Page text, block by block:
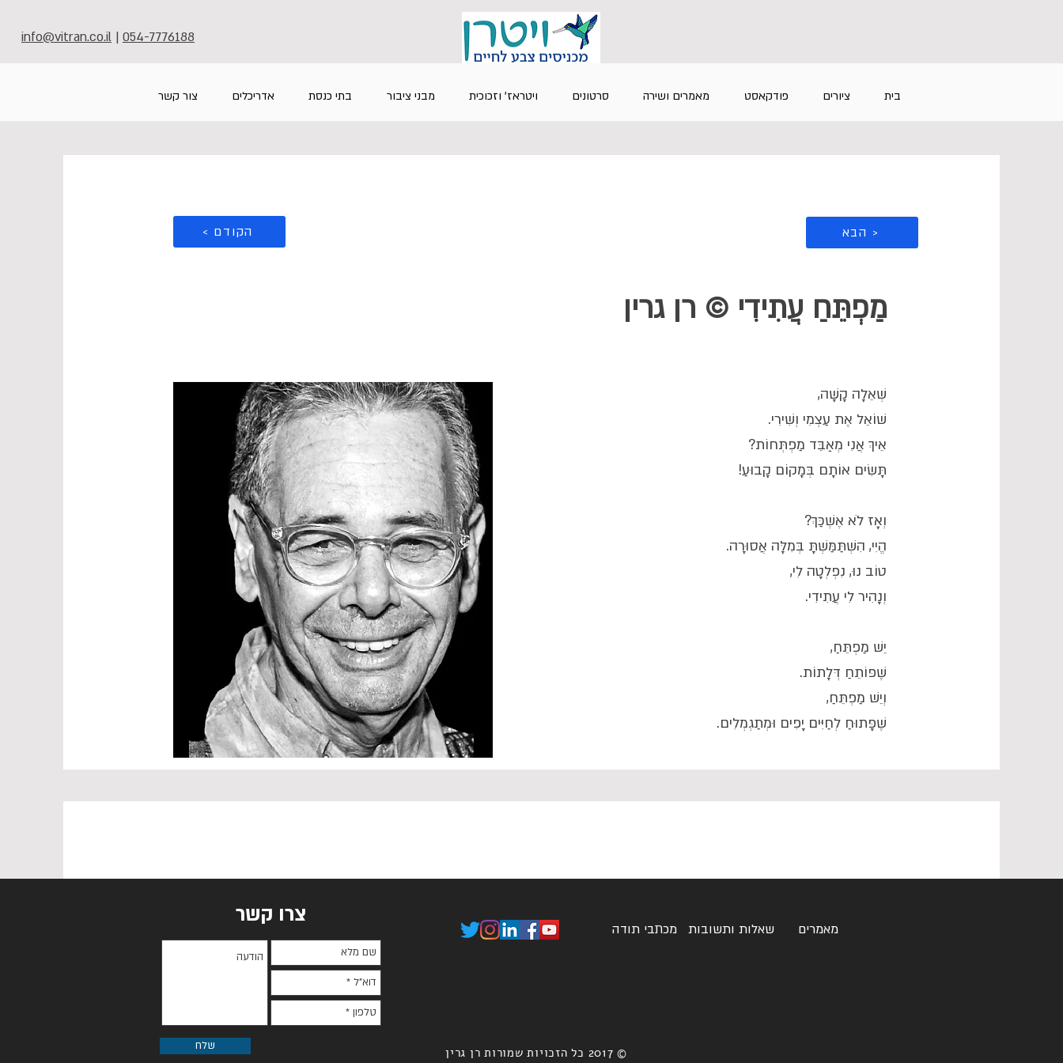
info@vitran.co.il | 054-7776188
בית ציורים פודקאסט מאמרים ושירה סרטונים ויטראז' וזכוכית מבני ציבור בתי כנסת אדריכלים צור קשר
< הקודם הבא >
מַפְתֵּחַ עֲתִידִי © רן גרין
שְׁאֵלָה קָשָׁה,
שׁוֹאֵל אֶת עַצְמִי וְשִׁירִי.
אֵיךְ אֲנִי מְאַבֵּד מַפְתְּחוֹת?
תָּשִׂים אוֹתָם בְּמָקוֹם קָבוּעַ!
וְאָז לֹא אֶשְׁכַּךְ?
הֱיִי, הִשְׁתַּמַּשְׁתָּ בְּמִלָּה אֲסוּרָה.
טוֹב נוּ, נִפְלְטָה לִי,
וְנָהִיר לִי עֲתִידִי.
יֵשׁ מַפְתֵּחַ,
שֶׁפּוֹתֵחַ דְּלָתוֹת.
וְיֵשׁ מַפְתֵּחַ,
שֶׁפָּתוּחַ לְחַיִּים יָפִים וּמְתַגְמְלִים.
צרו קשר
מכתבי תודה שאלות ותשובות מאמרים
שלח
© 2017 כל הזכויות שמורות רן גרין